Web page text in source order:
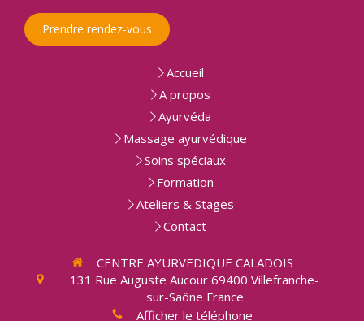
Prendre rendez-vous
Accueil
A propos
Ayurvéda
Massage ayurvédique
Soins spéciaux
Formation
Ateliers & Stages
Contact
CENTRE AYURVEDIQUE CALADOIS
131 Rue Auguste Aucour 69400 Villefranche-
sur-Saône France
Afficher le téléphone